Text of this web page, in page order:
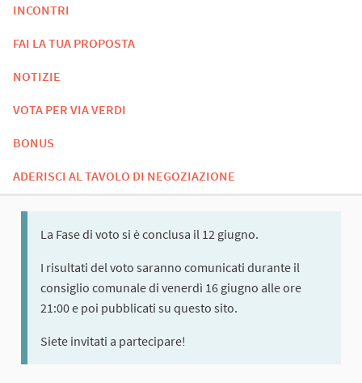
INCONTRI
FAI LA TUA PROPOSTA
NOTIZIE
VOTA PER VIA VERDI
BONUS
ADERISCI AL TAVOLO DI NEGOZIAZIONE
La Fase di voto si è conclusa il 12 giugno.
I risultati del voto saranno comunicati durante il
consiglio comunale di venerdì 16 giugno alle ore
21:00 e poi pubblicati su questo sito.
Siete invitati a partecipare!